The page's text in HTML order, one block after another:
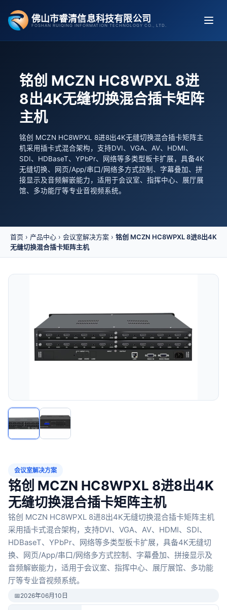
容
佛山市睿清信息科技有限公司
FOSHAN RUIQING INFORMATION TECHNOLOGY CO., LTD.
铭创 MCZN HC8WPXL 8进
8出4K无缝切换混合插卡矩阵
主机
铭创 MCZN HC8WPXL 8进8出4K无缝切换混合插卡矩阵主
机采用插卡式混合架构，支持DVI、VGA、AV、HDMI、
SDI、HDBaseT、YPbPr、网络等多类型板卡扩展，具备4K
无缝切换、网页/App/串口/网络多方式控制、字幕叠加、拼
接显示及音频解嵌能力，适用于会议室、指挥中心、展厅展
馆、多功能厅等专业音视频系统。
首页 › 产品中心 › 会议室解决方案 › 铭创 MCZN HC8WPXL 8进8出4K
无缝切换混合插卡矩阵主机
会议室解决方案
铭创 MCZN HC8WPXL 8进8出4K
无缝切换混合插卡矩阵主机
铭创 MCZN HC8WPXL 8进8出4K无缝切换混合插卡矩阵主机
采用插卡式混合架构，支持DVI、VGA、AV、HDMI、SDI、
HDBaseT、YPbPr、网络等多类型板卡扩展，具备4K无缝切
换、网页/App/串口/网络多方式控制、字幕叠加、拼接显示及
音频解嵌能力，适用于会议室、指挥中心、展厅展馆、多功能
厅等专业音视频系统。
📅2026年06月10日